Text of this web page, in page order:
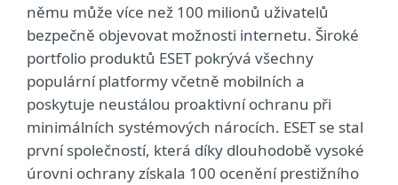
němu může více než 100 milionů uživatelů
bezpečně objevovat možnosti internetu. Široké
portfolio produktů ESET pokrývá všechny
populární platformy včetně mobilních a
poskytuje neustálou proaktivní ochranu při
minimálních systémových nárocích. ESET se stal
první společností, která díky dlouhodobě vysoké
úrovni ochrany získala 100 ocenění prestižního